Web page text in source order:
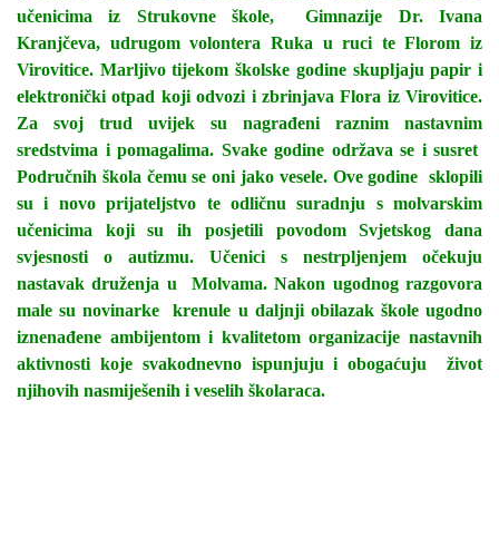
učenicima iz Strukovne škole, Gimnazije Dr. Ivana
Kranjčeva, udrugom volontera Ruka u ruci te Florom iz
Virovitice. Marljivo tijekom školske godine skupljaju papir i
elektronički otpad koji odvozi i zbrinjava Flora iz Virovitice.
Za svoj trud uvijek su nagrađeni raznim nastavnim
sredstvima i pomagalima. Svake godine održava se i susret
Područnih škola čemu se oni jako vesele. Ove godine sklopili
su i novo prijateljstvo te odličnu suradnju s molvarskim
učenicima koji su ih posjetili povodom Svjetskog dana
svjesnosti o autizmu. Učenici s nestrpljenjem očekuju
nastavak druženja u Molvama. Nakon ugodnog razgovora
male su novinarke krenule u daljnji obilazak škole ugodno
iznenađene ambijentom i kvalitetom organizacije nastavnih
aktivnosti koje svakodnevno ispunjuju i obogaćuju život
njihovih nasmiješenih i veselih školaraca.